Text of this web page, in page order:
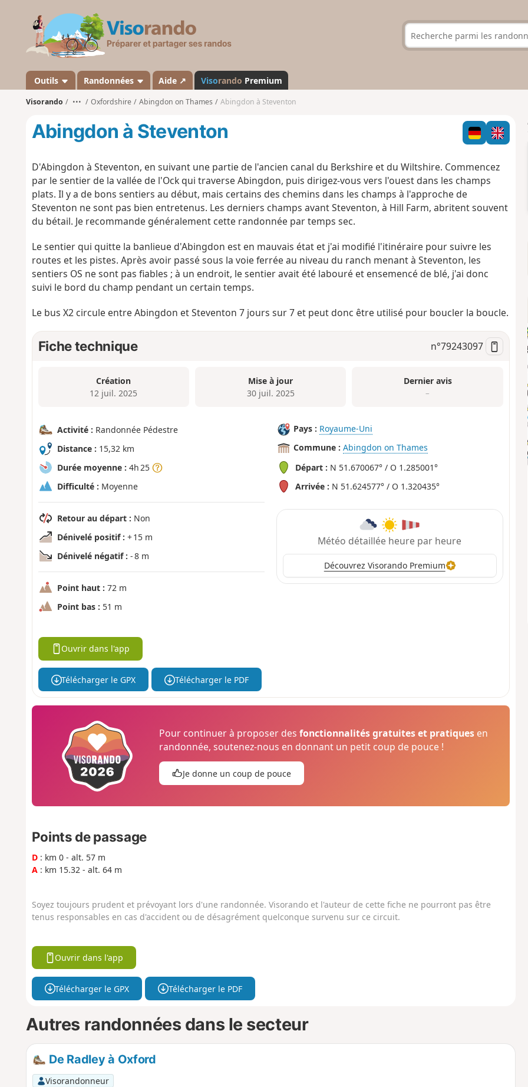
s
a
n
d
Outils Randonnées Aide ↗ Visorando Premium
Visorando ••• Oxfordshire Abingdon on Thames Abingdon à Steventon
Abingdon à Steventon
D'Abingdon à Steventon, en suivant une partie de l'ancien canal du Berkshire et du Wiltshire. Commencez
par le sentier de la vallée de l'Ock qui traverse Abingdon, puis dirigez-vous vers l'ouest dans les champs
plats. Il y a de bons sentiers au début, mais certains des chemins dans les champs à l'approche de
Steventon ne sont pas bien entretenus. Les derniers champs avant Steventon, à Hill Farm, abritent souvent
du bétail. Je recommande généralement cette randonnée par temps sec.
Le sentier qui quitte la banlieue d'Abingdon est en mauvais état et j'ai modifié l'itinéraire pour suivre les
routes et les pistes. Après avoir passé sous la voie ferrée au niveau du ranch menant à Steventon, les
sentiers OS ne sont pas fiables ; à un endroit, le sentier avait été labouré et ensemencé de blé, j'ai donc
suivi le bord du champ pendant un certain temps.
Le bus X2 circule entre Abingdon et Steventon 7 jours sur 7 et peut donc être utilisé pour boucler la boucle.
Fiche technique n°79243097
Création
12 juil. 2025
Mise à jour
30 juil. 2025
Dernier avis
–
Activité : Randonnée Pédestre
Distance : 15,32 km
Durée moyenne : 4h 25
Difficulté : Moyenne
Retour au départ : Non
Dénivelé positif : + 15 m
Dénivelé négatif : - 8 m
Point haut : 72 m
Point bas : 51 m
Pays : Royaume-Uni
Commune : Abingdon on Thames
Départ : N 51.670067° / O 1.285001°
Arrivée : N 51.624577° / O 1.320435°
Météo détaillée heure par heure
Découvrez Visorando Premium
Ouvrir dans l'app
Télécharger le GPX Télécharger le PDF
Pour continuer à proposer desfonctionnalités gratuites et pratiques en
randonnée, soutenez-nous en donnant un petit coup de pouce !
Je donne un coup de pouce
Points de passage
D: km 0 - alt. 57 m
A: km 15.32 - alt. 64 m
Soyez toujours prudent et prévoyant lors d'une randonnée. Visorando et l'auteur de cette fiche ne pourront pas être
tenus responsables en cas d'accident ou de désagrément quelconque survenu sur ce circuit.
Ouvrir dans l'app
Télécharger le GPX Télécharger le PDF
Autres randonnées dans le secteur
De Radley à Oxford
Visorandonneur